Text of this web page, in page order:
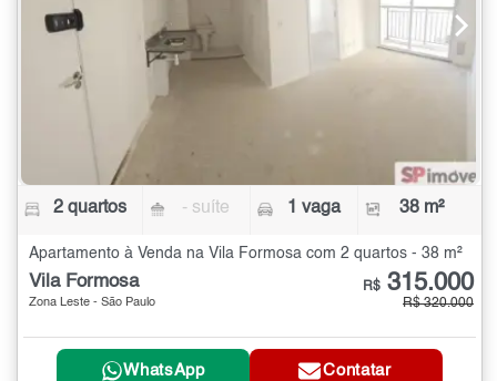
2 quartos - suíte 1 vaga 38 m²
Apartamento à Venda na Vila Formosa com 2 quartos - 38 m²
Vila Formosa
Zona Leste - São Paulo
R$ 315.000
R$ 320.000
WhatsApp Contatar